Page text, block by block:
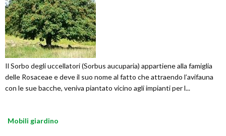
Il Sorbo degli uccellatori (Sorbus aucuparia) appartiene alla famiglia
delle Rosaceae e deve il suo nome al fatto che attraendo l’avifauna
con le sue bacche, veniva piantato vicino agli impianti per l...
Mobili giardino